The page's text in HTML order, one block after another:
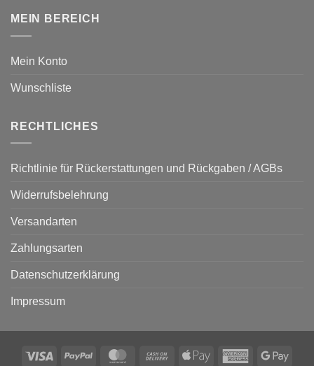
MEIN BEREICH
Mein Konto
Wunschliste
RECHTLICHES
Richtlinie für Rückerstattungen und Rückgaben / AGBs
Widerrufsbelehrung
Versandarten
Zahlungsarten
Datenschutzerklärung
Impressum
Visa PayPal MasterCardCash
Apple
American